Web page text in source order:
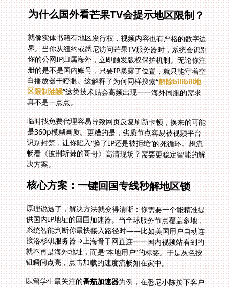
为什么国外看芒果TV会提示地区限制？
就像实体书籍有地区发行权，视频内容也有严格的数字边
界。当你从纽约或悉尼访问芒果TV服务器时，系统会识别
你的公网IP归属海外，立即触发版权保护机制。无论你注
册的是不是国内账号，只要IP暴露了位置，就只能守着空
白播放器干瞪眼。这解释了为何同样搜索“解除bilibili地
区限制油猴”这类技术贴会高频出现——海外同胞的需求
真不是一点点。
临时找免费代理容易导致网页反复刷新卡顿，换来的可能
是360p模糊画质。更糟的是，劣质节点容易被视频平台
识别封禁，让你陷入“换了IP还是被拒绝”的死循环。想流
畅看《披荆斩棘的哥哥》高清现场？需要更稳定智能的解
决方案。
核心方案：一键回国专线秒解地区锁
原理说透了，解决方法就变得清晰：你需要一个能精准提
供国内IP地址的回国加速器。当全球服务节点覆盖多地，
系统智能判断你最快接入路径时——比如美国用户自动连
接洛杉矶服务器→上海骨干网直连——国内视频站看到的
就不再是海外地址，而是“本地用户”的标签。于是灰色按
钮瞬间点亮，点击加载的速度流畅如在家中。
以留学生最关注的番茄加速器为例，在悉尼小陈按下客户
端按钮后，系统直接为其分配深圳动态IP。芒果TV《密室
大逃脱》页面不再转圈，点开直接开播。这种无需复杂设
置的“傻瓜式操作”，才能真正让海外用户找回追剧自由。